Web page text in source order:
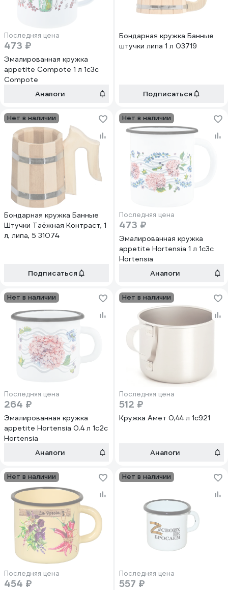
Последняя цена
473 ₽
Эмалированная кружка
appetite Compote 1 л 1с3с
Compote
Аналоги
Бондарная кружка Банные
штучки липа 1 л 03719
Подписаться
Нет в наличии
Бондарная кружка Банные
Штучки Таёжная Контраст, 1
л, липа, 5 31074
Подписаться
Нет в наличии
Последняя цена
473 ₽
Эмалированная кружка
appetite Hortensia 1 л 1с3с
Hortensia
Аналоги
Нет в наличии
Последняя цена
264 ₽
Эмалированная кружка
appetite Hortensia 0.4 л 1с2с
Hortensia
Аналоги
Нет в наличии
Последняя цена
512 ₽
Кружка Амет 0,44 л 1с921
Аналоги
Нет в наличии
Последняя цена
454 ₽
Нет в наличии
Последняя цена
557 ₽